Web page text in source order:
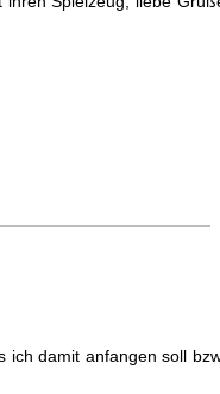
ich damit anfangen soll